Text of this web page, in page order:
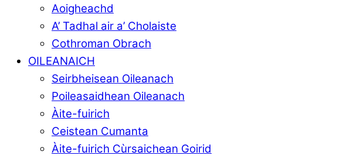
Aoigheachd
A’ Tadhal air a’ Cholaiste
Cothroman Obrach
OILEANAICH
Seirbheisean Oileanach
Poileasaidhean Oileanach
Àite-fuirich
Ceistean Cumanta
Àite-fuirich Cùrsaichean Goirid